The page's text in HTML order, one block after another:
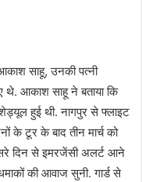
साहू, उनकी पत्नी
थे. आकाश साहू ने बताया कि
हुई थी. नागपुर से फ्लाइट
के टूर के बाद तीन मार्च को
दिन से इमरजेंसी अलर्ट आने
की आवाज सुनी. गार्ड से